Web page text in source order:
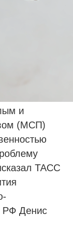
и
(МСП)
ТАСС
РФ Денис